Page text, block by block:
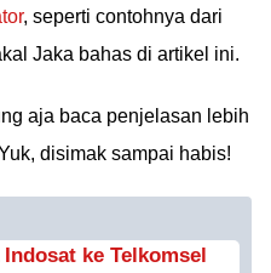
, seperti contohnya dari
Jaka bahas di artikel ini.
aja baca penjelasan lebih
disimak sampai habis!
ke Telkomsel